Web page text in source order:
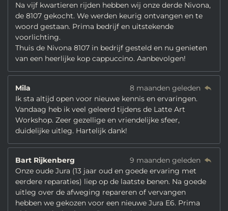
Na vijf kwartieren rijden hebben wij onze derde Nivona,
de 8107 gekocht. We werden keurig ontvangen en te
woord gestaan. Prima bedrijf en uitstekende
voorlichting.
Thuis de Nivona 8107 in bedrijf gesteld en nu genieten
van een heerlijke kop cappuccino. Aanbevolgen!
Mila
8 maanden geleden
Ik sta altijd open voor nieuwe kennis en ervaringen.
Vandaag heb ik veel geleerd tijdens de Latte Art
Workshop. Zeer gezellige en vriendelijke sfeer,
duidelijke uitleg. Hartelijk dank!
Bart Rijkenberg
9 maanden geleden
Onze oude Jura (13 jaar oud en goede ervaring met
eerdere reparaties) liep op de laatste benen. Na goede
uitleg over de afweging repareren of vervangen
hebben we gekozen voor een nieuwe Jura E6. Prima